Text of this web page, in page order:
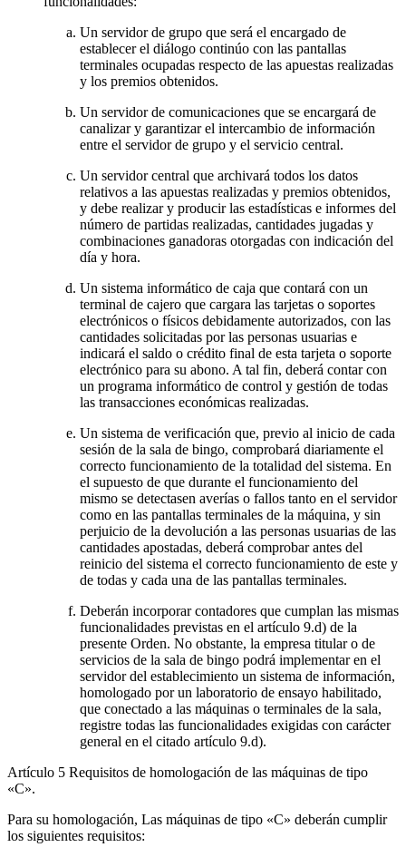
Un servidor de grupo que será el encargado de
establecer el diálogo continúo con las pantallas
terminales ocupadas respecto de las apuestas realizadas
y los premios obtenidos.
Un servidor de comunicaciones que se encargará de
canalizar y garantizar el intercambio de información
entre el servidor de grupo y el servicio central.
Un servidor central que archivará todos los datos
relativos a las apuestas realizadas y premios obtenidos,
y debe realizar y producir las estadísticas e informes del
número de partidas realizadas, cantidades jugadas y
combinaciones ganadoras otorgadas con indicación del
día y hora.
Un sistema informático de caja que contará con un
terminal de cajero que cargara las tarjetas o soportes
electrónicos o físicos debidamente autorizados, con las
cantidades solicitadas por las personas usuarias e
indicará el saldo o crédito final de esta tarjeta o soporte
electrónico para su abono. A tal fin, deberá contar con
un programa informático de control y gestión de todas
las transacciones económicas realizadas.
Un sistema de verificación que, previo al inicio de cada
sesión de la sala de bingo, comprobará diariamente el
correcto funcionamiento de la totalidad del sistema. En
el supuesto de que durante el funcionamiento del
mismo se detectasen averías o fallos tanto en el servidor
como en las pantallas terminales de la máquina, y sin
perjuicio de la devolución a las personas usuarias de las
cantidades apostadas, deberá comprobar antes del
reinicio del sistema el correcto funcionamiento de este y
de todas y cada una de las pantallas terminales.
Deberán incorporar contadores que cumplan las mismas
funcionalidades previstas en el artículo 9.d) de la
presente Orden. No obstante, la empresa titular o de
servicios de la sala de bingo podrá implementar en el
servidor del establecimiento un sistema de información,
homologado por un laboratorio de ensayo habilitado,
que conectado a las máquinas o terminales de la sala,
registre todas las funcionalidades exigidas con carácter
general en el citado artículo 9.d).
Artículo 5 Requisitos de homologación de las máquinas de tipo
«C».
Para su homologación, Las máquinas de tipo «C» deberán cumplir
los siguientes requisitos: